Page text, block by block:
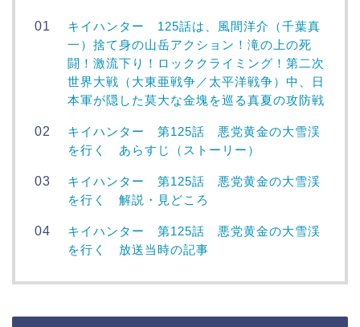
キイハンター 125話は、風間洋介（千葉真
一）捨て身の山岳アクション！滝の上の死
闘！激流下り！ロッククライミング！第二次
世界大戦（大東亜戦争／太平洋戦争）中、日
本軍が隠した莫大な金塊を巡る真夏の攻防戦
キイハンター 第125話 悪党黄金の大雪渓
を行く あらすじ（ストーリー）
キイハンター 第125話 悪党黄金の大雪渓
を行く 解説・見どころ
キイハンター 第125話 悪党黄金の大雪渓
を行く 放送当時の記事